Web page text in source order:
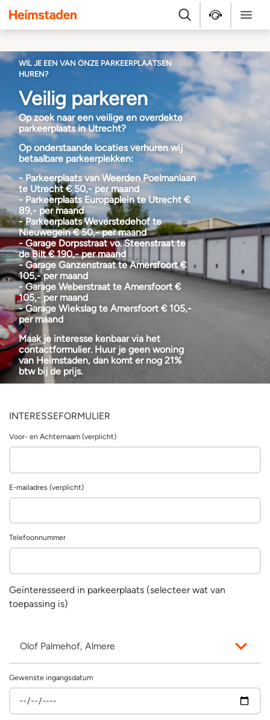
Heimstaden
Zoek Service &Menu
WIL JE EEN VAN ONZE PARKEERPLAATSEN
HUREN?
Veilig parkeren
Op zoek naar een veilige en overdekte
parkeerplaats in Utrecht?
Op onderstaande locaties verhuren wij
betaalbare parkeerplekken:
- Parkeerplaats van Weerden Poelmanlaan
te Utrecht € 50,- per maand
- Parkeerplaats Europaplein te Utrecht €
89,- per maand
- Parkeerplaats Weverstedehof te
Nieuwegein € 50,- per maand
- Garage Dorpsstraat vo. Steenstraat te
de Bilt € 190,- per maand
- Garage Ganzenstraat te Amersfoort €
105,- per maand
- Garage Weberstraat te Amersfoort €
105,- per maand
- Garage Wiekslag te Amersfoort € 105,-
per maand
Maak je interesse kenbaar via het
contactformulier. Huur je geen woning
van Heimstaden, dan komt er nog 21%
btw bij de prijs.
INTERESSEFORMULIER
Voor- en Achternaam (verplicht)
E-mailadres (verplicht)
Telefoonnummer
Geïnteresseerd in parkeerplaats (selecteer wat van
toepassing is)
Olof Palmehof, Almere
Gewenste ingangsdatum